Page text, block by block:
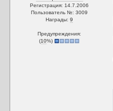
Регистрация: 14.7.2006
Пользователь №: 3009
Награды:9
Предупреждения:
(10%)